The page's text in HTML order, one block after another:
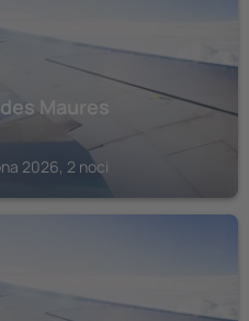
Maures
2026, 2 noci